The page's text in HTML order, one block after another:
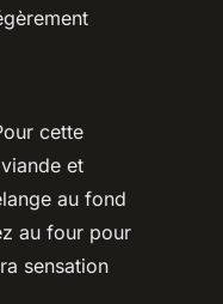
cette
et
au fond
au four pour
sensation